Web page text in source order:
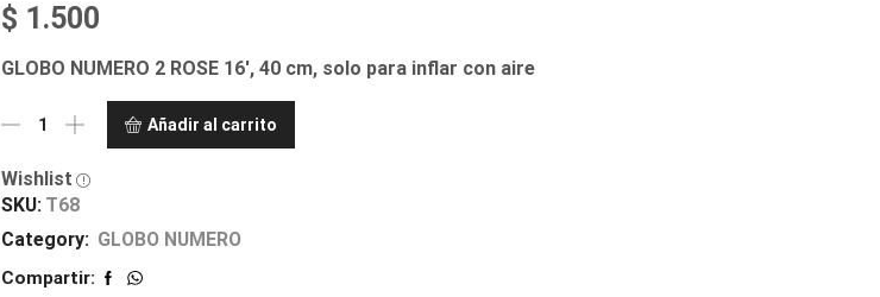
$ 1.500
GLOBO NUMERO 2 ROSE 16′, 40 cm, solo para inflar con aire
Añadir al carrito
Wishlist
SKU: T68
Category: GLOBO NUMERO
Compartir: